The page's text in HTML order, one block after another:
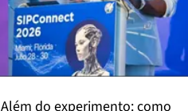
Além do experimento: como